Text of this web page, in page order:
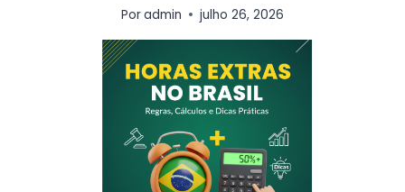
Poradmin julho 26, 2026